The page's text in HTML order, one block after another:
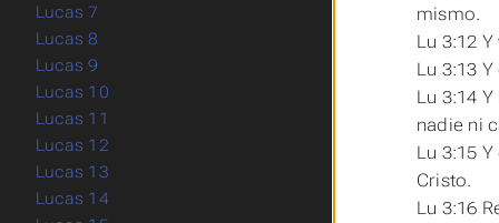
mismo.
Lu 3:12
Lu 3:13
Lu 3:14
nadie ni
Lu 3:15
Cristo.
Lu 3:16
Lucas 7
Lucas 8
Lucas 9
Lucas 10
Lucas 11
Lucas 12
Lucas 13
Lucas 14